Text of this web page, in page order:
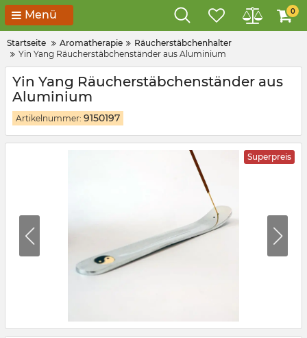
Menü 0
Startseite Aromatherapie
Räucherstäbchenhalter
Yin Yang Räucherstäbchenständer aus Aluminium
Yin Yang Räucherstäbchenständer aus
Aluminium
Artikelnummer: 9150197
Superpreis